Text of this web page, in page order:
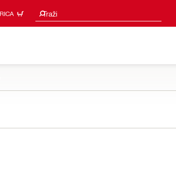
Traži
Prijedlozi za pretraživanje